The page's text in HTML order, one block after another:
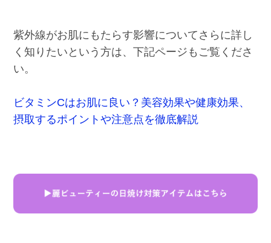
紫外線がお肌にもたらす影響についてさらに詳し
く知りたいという方は、下記ページもご覧くださ
い。
ビタミンCはお肌に良い？美容効果や健康効果、
摂取するポイントや注意点を徹底解説